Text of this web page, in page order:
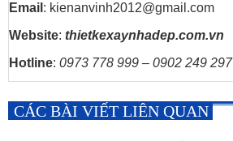
Email : kienanvinh2012@gmail.com
Website: thietkexaynhadep.com.vn
Hotline: 0973 778 999 – 0902 249 297
CÁC BÀI VIẾT LIÊN QUAN